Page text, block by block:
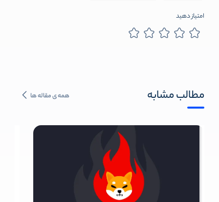
امتیاز دهید
مطالب مشابه همه ی مقاله ها